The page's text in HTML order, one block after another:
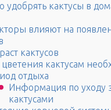
удобрять кактусы в
влияют на
кактусов
цветения кактусам
отдыха
Информация по уходу
кактусами